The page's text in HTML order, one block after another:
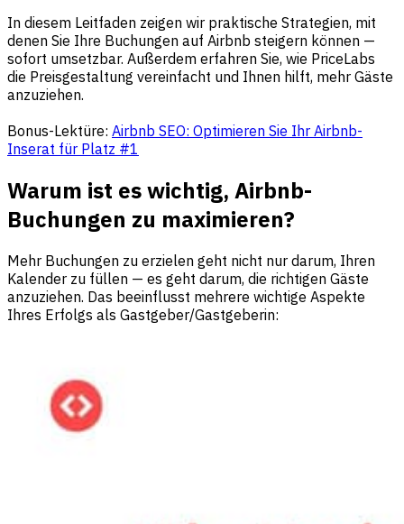
In diesem Leitfaden zeigen wir praktische Strategien, mit
denen Sie Ihre Buchungen auf Airbnb steigern können —
sofort umsetzbar. Außerdem erfahren Sie, wie PriceLabs
die Preisgestaltung vereinfacht und Ihnen hilft, mehr Gäste
anzuziehen.
Bonus-Lektüre: Airbnb SEO: Optimieren Sie Ihr Airbnb-
Inserat für Platz #1
Warum ist es wichtig, Airbnb-
Buchungen zu maximieren?
Mehr Buchungen zu erzielen geht nicht nur darum, Ihren
Kalender zu füllen — es geht darum, die richtigen Gäste
anzuziehen. Das beeinflusst mehrere wichtige Aspekte
Ihres Erfolgs als Gastgeber/Gastgeberin: